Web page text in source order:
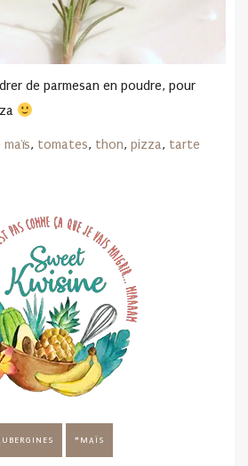
de parmesan en poudre, pour
, tomates, thon, pizza, tarte
MAÏS